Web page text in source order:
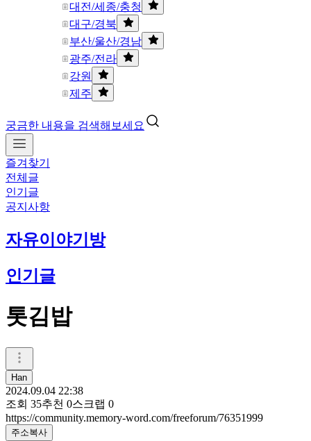
대전/세종/충청
대구/경북
부산/울산/경남
광주/전라
강원
제주
궁금한 내용을 검색해보세요
즐겨찾기
전체글
인기글
공지사항
자유이야기방
인기글
톳김밥
Han
2024.09.04 22:38
조회 35추천 0스크랩 0
https://community.memory-word.com/freeforum/76351999
주소복사